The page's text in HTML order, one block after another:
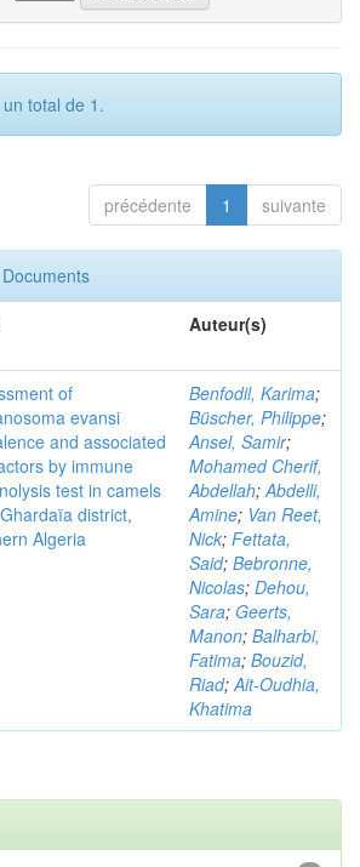
total de 1.
précédente 1 suivante
Auteur(s)
of
evansi
and associated
by immune
test in camels
district,
Algeria
Benfodil, Karima;
Büscher, Philippe;
Ansel, Samir;
Mohamed Cherif,
Abdellah;Abdelli,
Amine; Van Reet,
Nick; Fettata,
Said; Bebronne,
Nicolas; Dehou,
Sara; Geerts,
Manon; Balharbi,
Fatima; Bouzid,
Riad;Ait-Oudhia,
Khatima